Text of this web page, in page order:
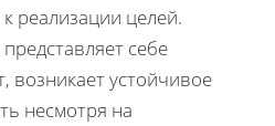
реализации целей.
себе
возникает устойчивое
несмотря на